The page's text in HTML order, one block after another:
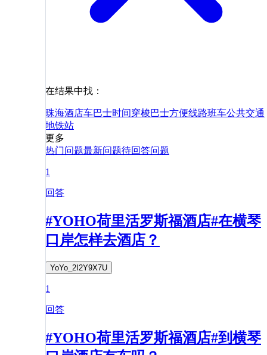
在结果中找：
珠海酒店车巴士时间穿梭巴士方便线路班车公共交通
地铁站
更多
热门问题最新问题待回答问题
1
回答
#YOHO荷里活罗斯福酒店#在横琴
口岸怎样去酒店？
YoYo_2I2Y9X7U
1
回答
#YOHO荷里活罗斯福酒店#到横琴